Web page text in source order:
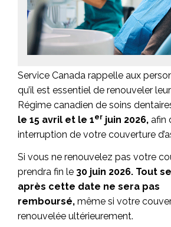
Service Canada rappelle aux
qu’il est essentiel de renouveler
Régime canadien de soins
le 15 avril et le 1er juin 2026, afin
interruption de votre couverture
Si vous ne renouvelez pas votre
prendra fin le 30 juin 2026. Tout
après cette date ne sera pas
remboursé, même si votre
renouvelée ultérieurement.